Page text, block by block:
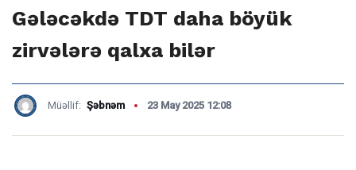
Gələcəkdə TDT daha böyük
zirvələrə qalxa bilər
Müəllif: Şəbnəm 23 May 2025 12:08